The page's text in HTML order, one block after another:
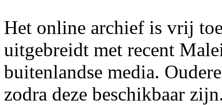
Het online archief is vrij
uitgebreidt met recent
buitenlandse media.
zodra deze beschikbaar